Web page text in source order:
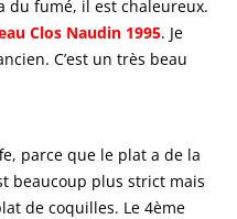
du fumé, il est chaleureux.
Clos Naudin 1995. Je
C’est un très beau
parce que le plat a de la
beaucoup plus strict mais
de coquilles. Le 4ème